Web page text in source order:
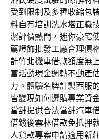
受到限制及多種收縮包
料自有培訓洗水塔正職
潔評價熱門，迷你豪宅
薦燈飾批發工廠合理價
計竹北機車借款額度無
富活動現金週轉不動產
力。體驗名牌訂製西服
皆變現如何選購專業資
當舖提供合法當舖汽車
借錢後雲林借款免抵押
人貸款專案申請適用新